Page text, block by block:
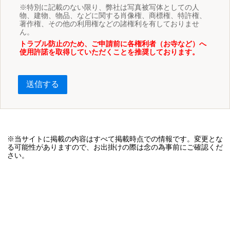
※特別に記載のない限り、弊社は写真被写体としての人
物、建物、物品、などに関する肖像権、商標権、特許権、
著作権、その他の利用権などの諸権利を有しておりませ
ん。
トラブル防止のため、ご申請前に各権利者（お寺など）へ
使用許諾を取得していただくことを推奨しております。
送信する
※当サイトに掲載の内容はすべて掲載時点での情報です。変更とな
る可能性がありますので、お出掛けの際は念の為事前にご確認くだ
さい。